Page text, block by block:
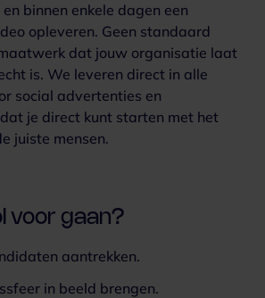
binnen enkele dagen een
opleveren. Geen standaard
dat jouw organisatie laat
is. We leveren direct in alle
social advertenties en
je direct kunt starten met het
juiste mensen.
voor gaan?
aantrekken.
in beeld brengen.